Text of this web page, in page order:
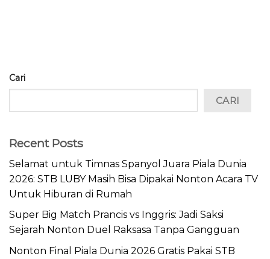
Cari
CARI
Recent Posts
Selamat untuk Timnas Spanyol Juara Piala Dunia
2026: STB LUBY Masih Bisa Dipakai Nonton Acara TV
Untuk Hiburan di Rumah
Super Big Match Prancis vs Inggris: Jadi Saksi
Sejarah Nonton Duel Raksasa Tanpa Gangguan
Nonton Final Piala Dunia 2026 Gratis Pakai STB